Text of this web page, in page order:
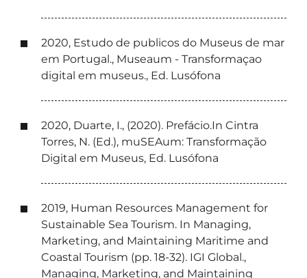
2020, Estudo de publicos do Museus de mar
em Portugal., Museaum - Transformaçao
digital em museus., Ed. Lusófona
2020, Duarte, I., (2020). Prefácio.In Cintra
Torres, N. (Ed.), muSEAum: Transformação
Digital em Museus, Ed. Lusófona
2019, Human Resources Management for
Sustainable Sea Tourism. In Managing,
Marketing, and Maintaining Maritime and
Coastal Tourism (pp. 18-32). IGI Global.,
Managing, Marketing, and Maintaining